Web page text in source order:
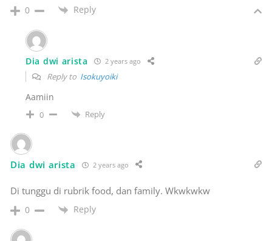
0 Reply
Dia dwi arista 2 years ago
Reply to Isokuyoiki
Aamiin
0 Reply
Dia dwi arista 2 years ago
Di tunggu di rubrik food, dan family. Wkwkwkw
0 Reply